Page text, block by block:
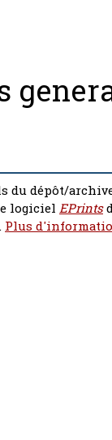
du dépôt/
logiciel EPrints
Plus